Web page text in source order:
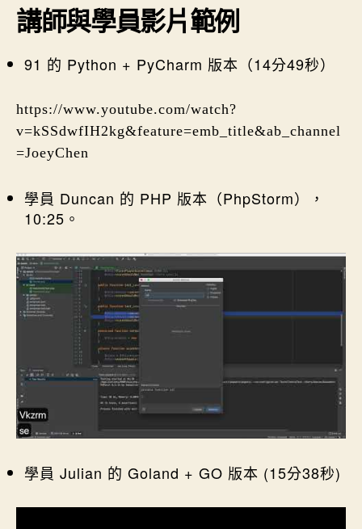
講師與學員影片範例
91 的 Python + PyCharm 版本（14分49秒）
https://www.youtube.com/watch?
v=kSSdwfIH2kg&feature=emb_title&ab_channel
=JoeyChen
學員 Duncan 的 PHP 版本（PhpStorm），
10:25。
學員 Julian 的 Goland + GO 版本 (15分38秒)